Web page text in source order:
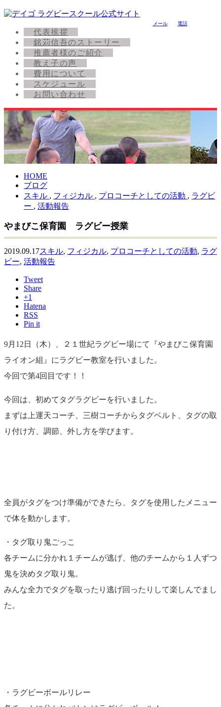
メール 電話
代表挨拶
銘苅信吾のストーリー
推薦者様のご紹介
教え子の声
費用について
スケジュール
お問い合わせ
HOME
ブログ
スキル , フィジカル , プロコーチとしての活動 , ラグビ
ー , 活動報告
やまびこ保育園 ラグビー授業
2019.09.17スキル, フィジカル, プロコーチとしての活動, ラグ
ビー, 活動報告
Tweet
Share
+1
Hatena
RSS
Pin it
9月12日（木）、２１世紀ラグビー場にて『やまびこ保育園
ライオン組』にラグビー教室を行いました。
今回で第4回目です！！
今回は、初めてタグラグビーを行いました。
まずは上運天コーチ、三樹コーチからタグベルト、タグの取
り付け方、調節、外し方を学びます。
全員がタグをつけ準備ができたら、タグを使用したメニュー
で体を動かします。
・タグ取り鬼ごっこ
各チームに分かれ１チームが逃げ、他のチームから１人ずつ
鬼を決めタグ取り鬼。
みんな全力でタグを取ったり逃げ回ったりして楽しんでまし
た。
・ラグビーボールリレー